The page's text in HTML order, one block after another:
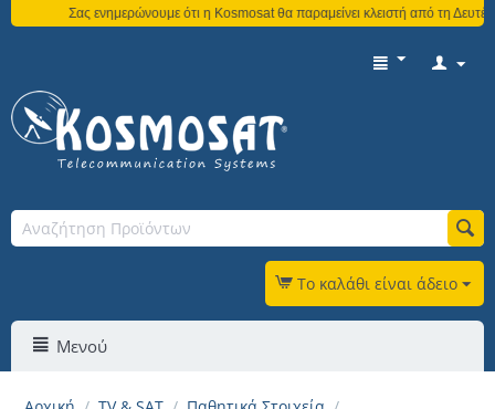
Σας ενημερώνουμε ότι η Kosmosat θα παραμείνει κλειστή από τη
Το καλάθι είναι άδειο
Μενού